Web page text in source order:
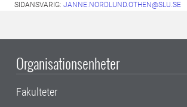
SIDANSVARIG: JANNE.NORDLUND.OTHEN@SLU.SE
Organisationsenheter
Fakulteter